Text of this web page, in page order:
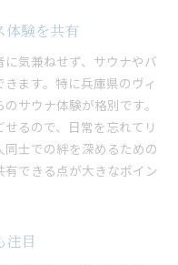
体験を共有
気兼ねせず、サウナやバ
ます。特に兵庫県のヴィ
サウナ体験が格別です。
るので、日常を忘れてリ
士での絆を深めるための
できる点が大きなポイン
注目